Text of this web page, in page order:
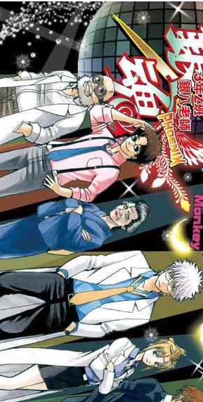
半年）
校友的愛戴呢？